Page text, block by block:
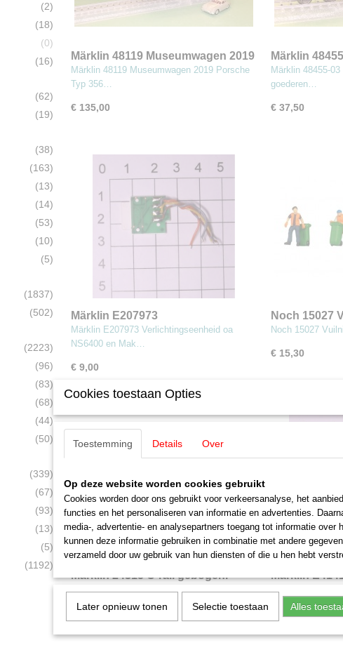
(2)
(18)
(0)
(16)
(62)
(19)
(38)
(163)
(13)
(14)
(53)
(10)
(5)
(1837)
(502)
(2223)
(96)
(83)
(68)
(44)
(50)
(339)
(67)
(93)
(13)
(5)
(1192)
Märklin 48119 Museumwagen 2019
Porsche Typ 356
Märklin 48119 Museumwagen 2019 Porsche
Typ 356…
€ 135,00
Märklin
los gestorte
Märklin 48455-
goederen…
€ 37,50
Märklin E207973
Verlichtingseenheid oa NS6400 en
Mak 1204 (MBT8)
Märklin E207973 Verlichtingseenheid oa
NS6400 en Mak…
€ 9,00
Noch 15027
Noch 15027
€ 15,30
Märklin 24315 C-rail gebogen.
Boogstraal R3 = 515 mm / 15°
Märklin 24315 C-rail gebogen. Boogstraal R3
= 515 mm /…
Märklin
bi-pin oa
Märklin E414190
3742 (MBT8)…
Cookies toestaan Opties
Toestemming Details Over
Op deze website worden cookies gebruikt
Cookies worden door ons gebruikt voor verkeersanalyse, het
functies en het personaliseren van informatie en advertenties.
media-, advertentie- en analysepartners toegang tot informatie over
kunnen deze informatie gebruiken in combinatie met andere
verzameld door uw gebruik van hun diensten of die u hen hebt
Later opnieuw tonen Selectie toestaan Alles